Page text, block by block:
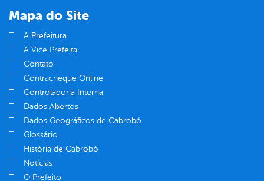
Mapa do Site
A Prefeitura
A Vice Prefeita
Contato
Contracheque Online
Controladoria Interna
Dados Abertos
Dados Geográficos de Cabrobó
Glossário
História de Cabrobó
Notícias
O Prefeito